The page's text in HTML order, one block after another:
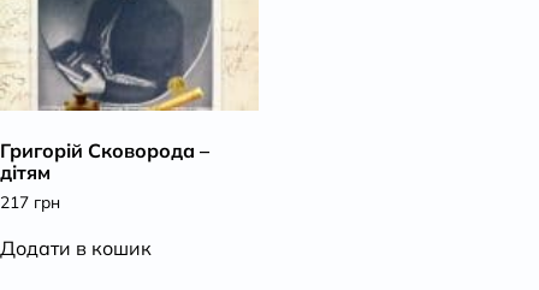
Григорій Сковорода –
дітям
217 грн
Додати в кошик